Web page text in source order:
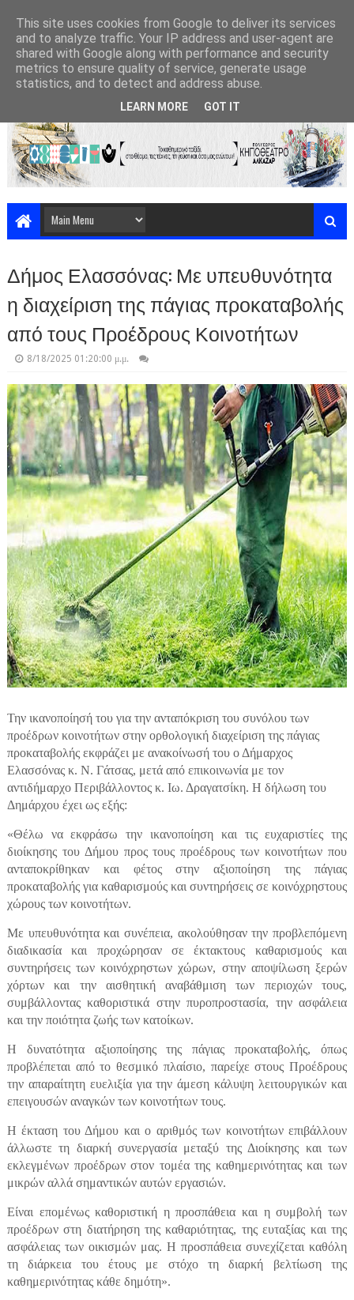
Δήμος Ελασσόνας: Με υπευθυνότητα
η διαχείριση της πάγιας προκαταβολής
από τους Προέδρους Κοινοτήτων
8/18/2025 01:20:00 μ.μ.
Την ικανοποίησή του για την ανταπόκριση του συνόλου των
προέδρων κοινοτήτων στην ορθολογική διαχείριση της πάγιας
προκαταβολής εκφράζει με ανακοίνωσή του ο Δήμαρχος
Ελασσόνας κ. Ν. Γάτσας, μετά από επικοινωνία με τον
αντιδήμαρχο Περιβάλλοντος κ. Ιω. Δραγατσίκη. Η δήλωση του
Δημάρχου έχει ως εξής:
«Θέλω να εκφράσω την ικανοποίηση και τις ευχαριστίες της
διοίκησης του Δήμου προς τους προέδρους των κοινοτήτων που
ανταποκρίθηκαν και φέτος στην αξιοποίηση της πάγιας
προκαταβολής για καθαρισμούς και συντηρήσεις σε κοινόχρηστους
χώρους των κοινοτήτων.
Με υπευθυνότητα και συνέπεια, ακολούθησαν την προβλεπόμενη
διαδικασία και προχώρησαν σε έκτακτους καθαρισμούς και
συντηρήσεις των κοινόχρηστων χώρων, στην αποψίλωση ξερών
χόρτων και την αισθητική αναβάθμιση των περιοχών τους,
συμβάλλοντας καθοριστικά στην πυροπροστασία, την ασφάλεια
και την ποιότητα ζωής των κατοίκων.
Η δυνατότητα αξιοποίησης της πάγιας προκαταβολής, όπως
προβλέπεται από το θεσμικό πλαίσιο, παρείχε στους Προέδρους
την απαραίτητη ευελιξία για την άμεση κάλυψη λειτουργικών και
επειγουσών αναγκών των κοινοτήτων τους.
Η έκταση του Δήμου και ο αριθμός των κοινοτήτων επιβάλλουν
άλλωστε τη διαρκή συνεργασία μεταξύ της Διοίκησης και των
εκλεγμένων προέδρων στον τομέα της καθημερινότητας και των
μικρών αλλά σημαντικών αυτών εργασιών.
Είναι επομένως καθοριστική η προσπάθεια και η συμβολή των
προέδρων στη διατήρηση της καθαριότητας, της ευταξίας και της
ασφάλειας των οικισμών μας. Η προσπάθεια συνεχίζεται καθόλη
τη διάρκεια του έτους με στόχο τη διαρκή βελτίωση της
καθημερινότητας κάθε δημότη».
This site uses cookies from Google to deliver its services
and to analyze traffic. Your IP address and user-agent are
shared with Google along with performance and security
metrics to ensure quality of service, generate usage
statistics, and to detect and address abuse.
LEARN MORE GOT IT